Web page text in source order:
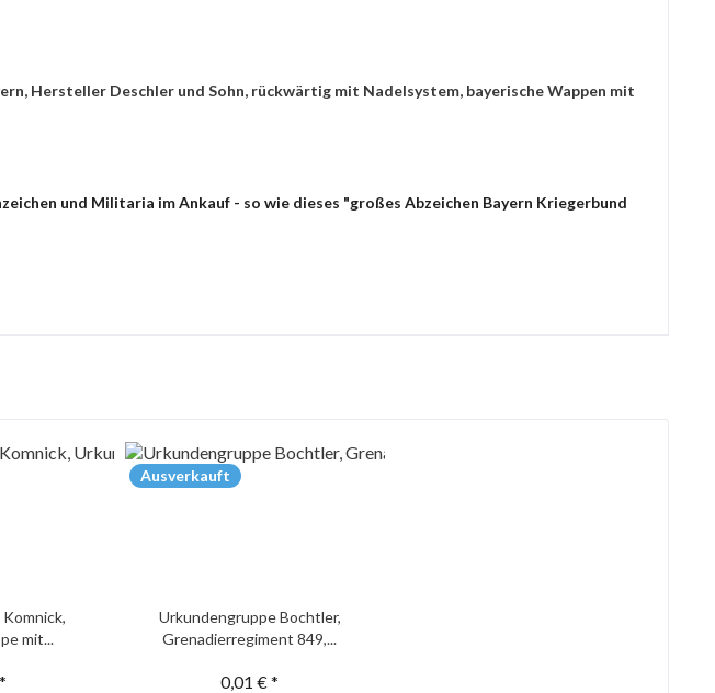
Hersteller Deschler und Sohn, rückwärtig mit Nadelsystem, bayerische Wappen mit
und Militaria im Ankauf - so wie dieses "großes Abzeichen Bayern Kriegerbund
mit...
Ausverkauft
Urkundengruppe Bochtler,
Grenadierregiment 849,...
0,01 € *